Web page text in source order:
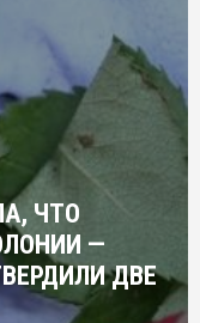
ЧТО
—
ДВЕ